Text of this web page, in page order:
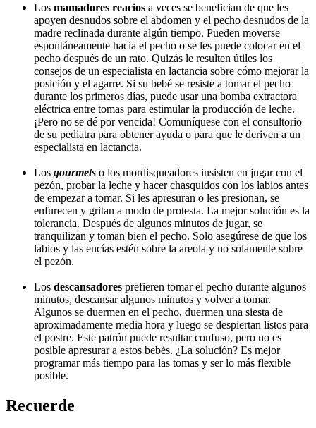
Los mamadores reacios a veces se benefician de que les
apoyen desnudos sobre el abdomen y el pecho desnudos de la
madre reclinada durante algún tiempo. Pueden moverse
espontáneamente hacia el pecho o se les puede colocar en el
pecho después de un rato. Quizás le resulten útiles los
consejos de un especialista en lactancia sobre cómo mejorar la
posición y el agarre. Si su bebé se resiste a tomar el pecho
durante los primeros días, puede usar una bomba extractora
eléctrica entre tomas para estimular la producción de leche.
¡Pero no se dé por vencida! Comuníquese con el consultorio
de su pediatra para obtener ayuda o para que le deriven a un
especialista en lactancia.
Los gourmets o los mordisqueadores insisten en jugar con el
pezón, probar la leche y hacer chasquidos con los labios antes
de empezar a tomar. Si les apresuran o les presionan, se
enfurecen y gritan a modo de protesta. La mejor solución es la
tolerancia. Después de algunos minutos de jugar, se
tranquilizan y toman bien el pecho. Solo asegúrese de que los
labios y las encías estén sobre la areola y no solamente sobre
el pezón.
Los descansadores prefieren tomar el pecho durante algunos
minutos, descansar algunos minutos y volver a tomar.
Algunos se duermen en el pecho, duermen una siesta de
aproximadamente media hora y luego se despiertan listos para
el postre. Este patrón puede resultar confuso, pero no es
posible apresurar a estos bebés. ¿La solución? Es mejor
programar más tiempo para las tomas y ser lo más flexible
posible.
Recuerde